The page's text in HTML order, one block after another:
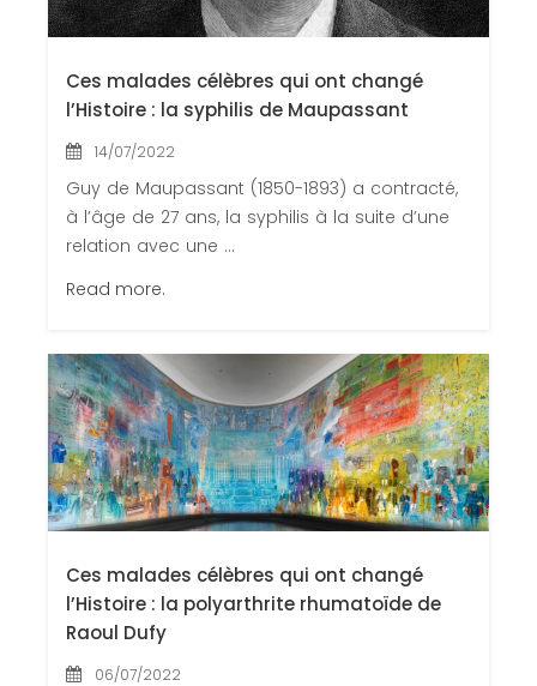
Ces malades célèbres qui ont changé
l’Histoire : la syphilis de Maupassant
14/07/2022
Guy de Maupassant (1850-1893) a contracté,
à l’âge de 27 ans, la syphilis à la suite d’une
relation avec une ...
Read more.
Ces malades célèbres qui ont changé
l’Histoire : la polyarthrite rhumatoïde de
Raoul Dufy
06/07/2022